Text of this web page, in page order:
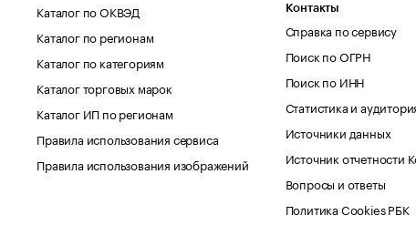
Каталог по ОКВЭД
Каталог по регионам
Каталог по категориям
Каталог торговых марок
Каталог ИП по регионам
Правила использования сервиса
Правила использования изображений
Контакты
Справка по сервису
Поиск по ОГРН
Поиск по ИНН
Статистика и
Источники данных
Источник отчетности
Вопросы и ответы
Политика Cookies РБК